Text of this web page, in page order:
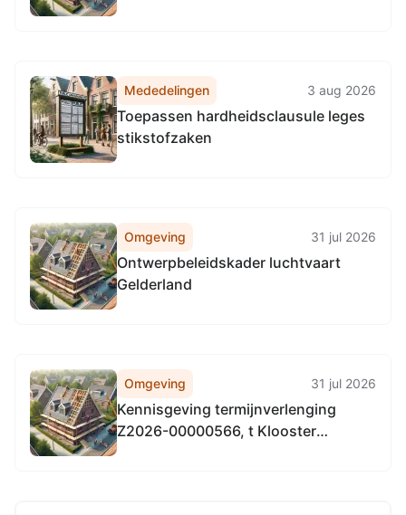
Mededelingen 3 aug 2026
Toepassen hardheidsclausule leges
stikstofzaken
Omgeving 31 jul 2026
Ontwerpbeleidskader luchtvaart
Gelderland
Omgeving 31 jul 2026
Kennisgeving termijnverlenging
Z2026-00000566, t Klooster